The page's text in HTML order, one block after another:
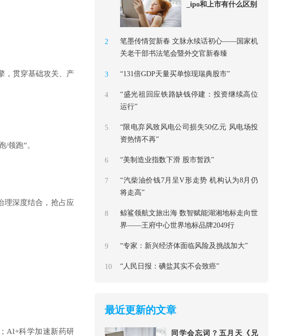
，贯穿基础攻关、产
领跑”。
深度结合，抢占应
AI+科学加速新药研
_ipo和上市有什么区别
2
笔墨传情贺新春 文脉永续话初心——国家机
关老干部书法笔会暨外交官新春臻
3 “131倍GDP天量买单惊现瑞典股市”
4
“盛光祖回应铁路缺钱停建：投资继续高位
运行”
5
“限电弃风致风电公司损失50亿元 风电场投
资热情不再”
6 “美制造业指数下滑 股市暂跌”
7
“汽柴油价钱7月呈V形走势 机构认为8月仍
将走高”
8
鲸鲨领航文旅出海 数智赋能湖湘地标走向世
界——王府中心世界地标品牌2049行
9 “专家：新兴经济体面临风险及挑战加大”
10 “人民日报：碘盐其实不会致癌”
最近更新的文章
同学会忘词？五月天《兄